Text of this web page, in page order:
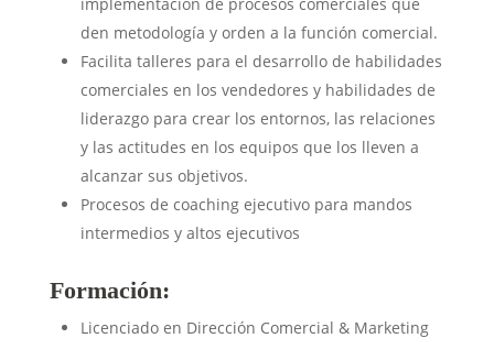
den metodología y orden a la función comercial.
Facilita talleres para el desarrollo de habilidades
comerciales en los vendedores y habilidades de
liderazgo para crear los entornos, las relaciones
y las actitudes en los equipos que los lleven a
alcanzar sus objetivos.
Procesos de coaching ejecutivo para mandos
intermedios y altos ejecutivos
Formación:
Licenciado en Dirección Comercial & Marketing